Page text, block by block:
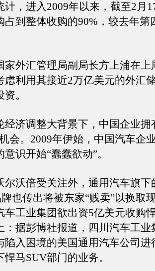
进入2009年以来，截至2月
占到整体收购的90%，较去年第
外汇管理局副局长方上浦在上
虑利用其接近2万亿美元的外汇
。
调整大背景下，中国企业拥
会。2009年伊始，中国汽车企
识开始“蠢蠢欲动”。
沃倍受关注外，通用汽车旗下
也传出将被东家“贱卖”以换取
车工业集团欲出资5亿美元收购
：据彭博社报道，四川汽车工业
陷入困境的美国通用汽车公司进
马SUV部门的业务。